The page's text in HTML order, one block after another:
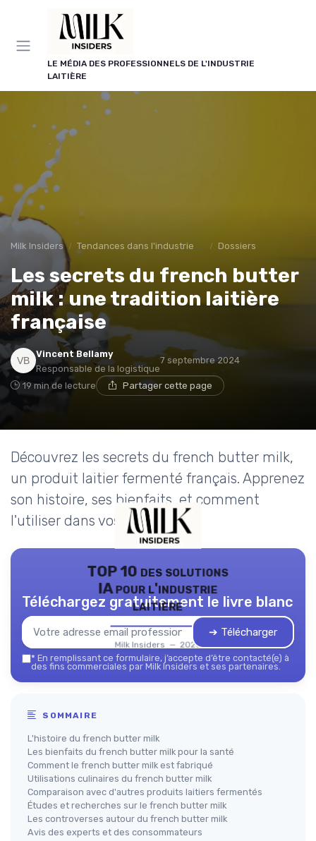
LE MÉDIA DES PROFESSIONNELS DE L'INDUSTRIE
LAITIÈRE
Milk Insiders Tendances dans l'industrie des produits laitiers Dossiers
Les secrets du french butter
milk : une tradition laitière
française
Vincent Bellamy
Responsable de la logistique
7 septembre 2024
19 min de lecture Partager cette page
Découvrez les secrets du french butter milk,
un produit laitier fermenté français. Apprenez
son histoire, ses bienfaits, et comment
l'utiliser dans vos recettes.
TOP 10 des solutions
IA pour l'industrie
laitière
Milk Insiders — 2026
Téléchargez gratuitement le livre blanc
➔ Télécharger
* En remplissant ce formulaire, j’accepte d’être contacté(e) à
des fins commerciales par Milk Insiders et ses partenaires.
SOMMAIRE
L'histoire du french butter milk
Les bienfaits du french butter milk pour la santé
Comment le french butter milk est fabriqué
Utilisations culinaires du french butter milk
Comparaison avec d'autres produits laitiers fermentés
Études et recherches sur le french butter milk
Les controverses autour du french butter milk
Avis des experts et des consommateurs